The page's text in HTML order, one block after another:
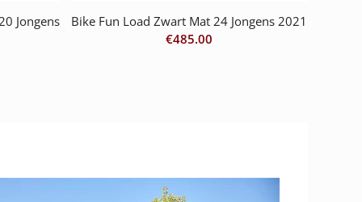
Jongens
Bike Fun Load Zwart Mat 24 Jongens 2021
€485.00